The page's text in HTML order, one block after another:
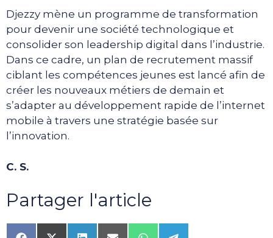
Djezzy mène un programme de transformation
pour devenir une société technologique et
consolider son leadership digital dans l’industrie.
Dans ce cadre, un plan de recrutement massif
ciblant les compétences jeunes est lancé afin de
créer les nouveaux métiers de demain et
s’adapter au développement rapide de l’internet
mobile à travers une stratégie basée sur
l’innovation.
C. S.
Partager l'article